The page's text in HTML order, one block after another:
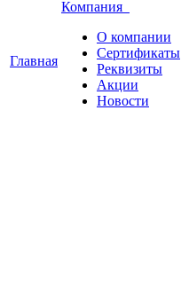
Главная
Компания
О компании
Сертификаты
Реквизиты
Акции
Новости